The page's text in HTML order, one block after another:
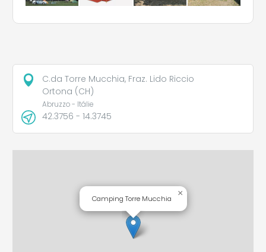
C.da Torre Mucchia, Fraz. Lido Riccio
Ortona (CH)
Abruzzo - Itálie
42.3756 - 14.3745
Camping Torre Mucchia
×